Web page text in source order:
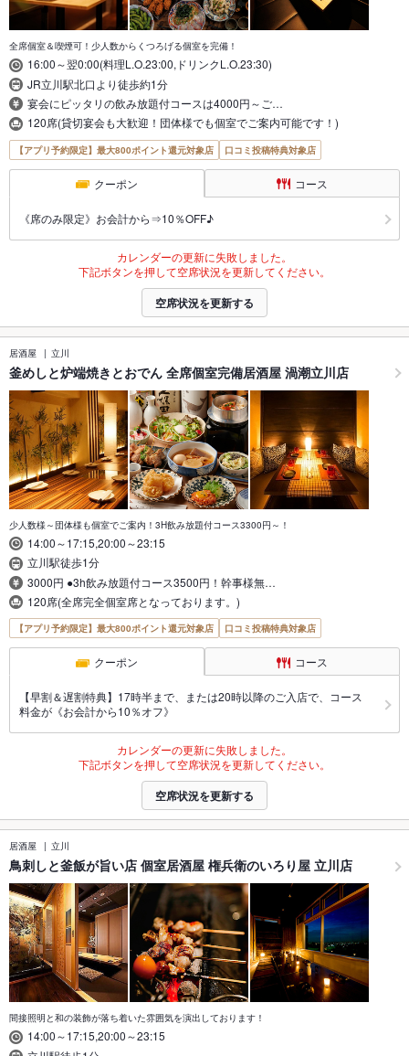
全席個室＆喫煙可！少人数からくつろげる個室を完備！
16:00～翌0:00(料理L.O.23:00,ドリンクL.O.23:30)
JR立川駅北口より徒歩約1分
宴会にピッタリの飲み放題付コースは4000円～ご…
120席(貸切宴会も大歓迎！団体様でも個室でご案内可能です！)
【アプリ予約限定】最大800ポイント還元対象店 口コミ投稿特典対象店
クーポン コース
《席のみ限定》お会計から⇒10％OFF♪
カレンダーの更新に失敗しました。
下記ボタンを押して空席状況を更新してください。
空席状況を更新する
居酒屋 立川
釜めしと炉端焼きとおでん 全席個室完備居酒屋 渦潮立川店
少人数様～団体様も個室でご案内！3H飲み放題付コース3300円～！
14:00～17:15,20:00～23:15
立川駅徒歩1分
3000円 ●3h飲み放題付コース3500円！幹事様無…
120席(全席完全個室席となっております。)
【アプリ予約限定】最大800ポイント還元対象店 口コミ投稿特典対象店
クーポン コース
【早割＆遅割特典】17時半まで、または20時以降のご入店で、コース
料金が《お会計から10％オフ》
カレンダーの更新に失敗しました。
下記ボタンを押して空席状況を更新してください。
空席状況を更新する
居酒屋 立川
鳥刺しと釜飯が旨い店 個室居酒屋 権兵衛のいろり屋 立川店
間接照明と和の装飾が落ち着いた雰囲気を演出しております！
14:00～17:15,20:00～23:15